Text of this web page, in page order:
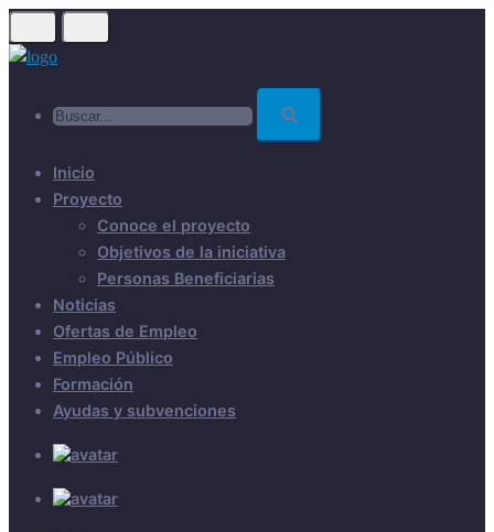
Skip
to
Inicio
Proyecto
Conoce el proyecto
Objetivos de la iniciativa
Personas Beneficiarias
Noticias
Ofertas de Empleo
Empleo Público
Formación
Ayudas y subvenciones